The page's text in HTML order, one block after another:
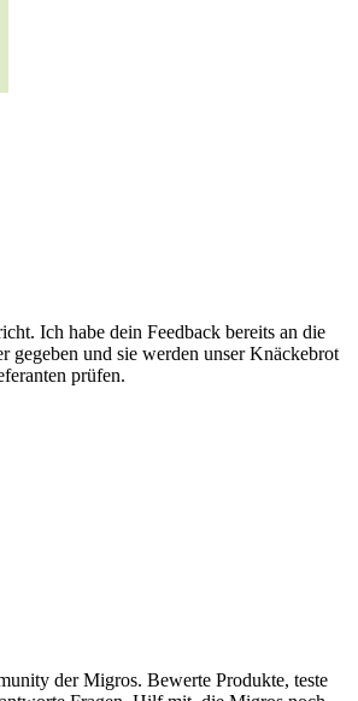
Ich habe dein Feedback bereits an die
gegeben und sie werden unser Knäckebrot
prüfen.
der Migros. Bewerte Produkte, teste